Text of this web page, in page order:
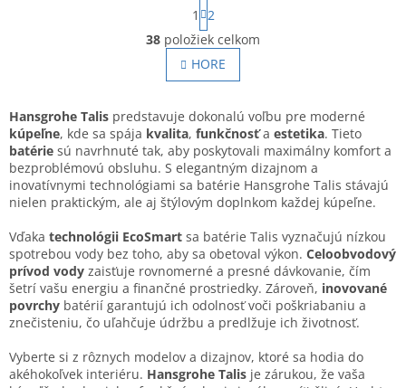
O
v
l
á
a
c
i
e
p
r
k
y
v
ý
p
i
u
S
t
r
á
n
k
v
a
n
i
e
1
2
38 položiek celkom
HORE
Hansgrohe Talis predstavuje dokonalú voľbu pre moderné
kúpeľne, kde sa spája kvalita, funkčnosťa estetika. Tieto
batérie sú navrhnuté tak, aby poskytovali maximálny komfort a
bezproblémovú obsluhu. S elegantným dizajnom a
inovatívnymi technológiami sa batérie Hansgrohe Talis stávajú
nielen praktickým, ale aj štýlovým doplnkom každej kúpeľne.
Vďaka technológii EcoSmart sa batérie Talis vyznačujú nízkou
spotrebou vody bez toho, aby sa obetoval výkon. Celoobvodový
prívod vody zaisťuje rovnomerné a presné dávkovanie, čím
šetrí vašu energiu a finančné prostriedky. Zároveň, inovované
povrchy batérií garantujú ich odolnosť voči poškriabaniu a
znečisteniu, čo uľahčuje údržbu a predlžuje ich životnosť.
Vyberte si z rôznych modelov a dizajnov, ktoré sa hodia do
akéhokoľvek interiéru. Hansgrohe Talis je zárukou, že vaša